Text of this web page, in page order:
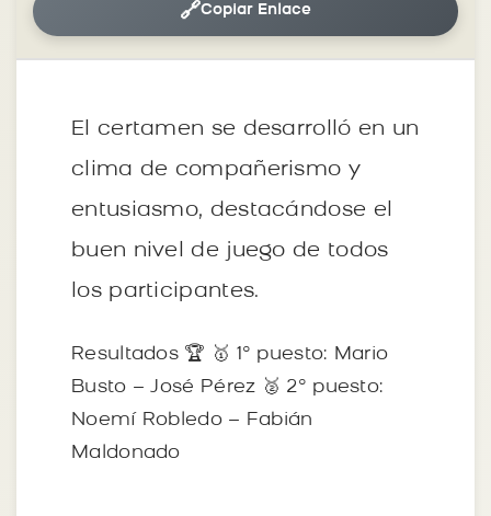
🔗Copiar Enlace
El certamen se desarrolló en un
clima de compañerismo y
entusiasmo, destacándose el
buen nivel de juego de todos
los participantes.
Resultados 🏆 🥇 1° puesto: Mario
Busto – José Pérez 🥈 2° puesto:
Noemí Robledo – Fabián
Maldonado